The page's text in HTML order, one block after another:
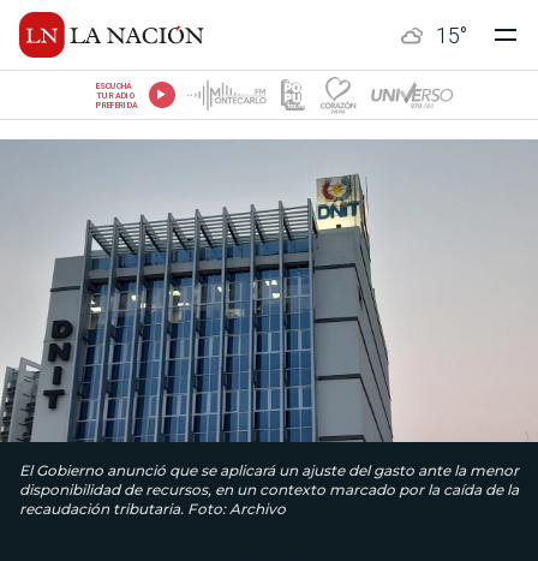
15°
ESCUCHÁ
TU RADIO
PREFERIDA
El Gobierno anunció que se aplicará un ajuste del gasto ante la menor
disponibilidad de recursos, en un contexto marcado por la caída de la
recaudación tributaria. Foto: Archivo